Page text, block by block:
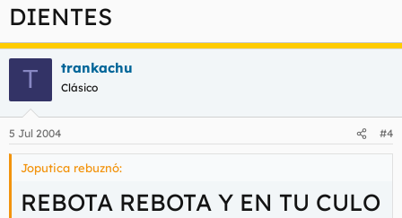
DIENTES
T trankachu
Clásico
5 Jul 2004 #4
Joputica rebuznó:
REBOTA REBOTA Y EN TU CULO